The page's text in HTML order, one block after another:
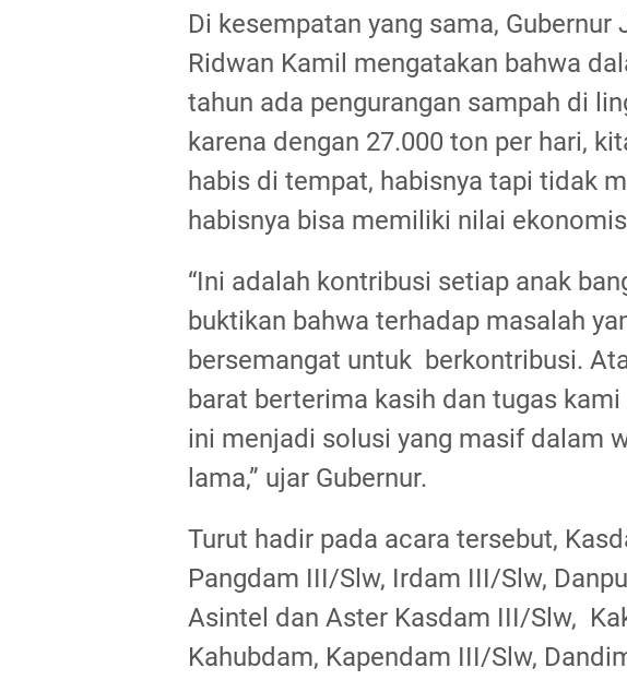
Di kesempatan yang sama,
Ridwan Kamil mengatakan bahwa
tahun ada pengurangan sampah di
karena dengan 27.000 ton per hari,
habis di tempat, habisnya tapi tidak
habisnya bisa memiliki nilai
“Ini adalah kontribusi setiap anak
buktikan bahwa terhadap masalah
bersemangat untuk berkontribusi.
barat berterima kasih dan tugas
ini menjadi solusi yang masif dalam
lama,” ujar Gubernur.
Turut hadir pada acara tersebut,
Pangdam III/Slw, Irdam III/Slw,
Asintel dan Aster Kasdam III/Slw,
Kahubdam, Kapendam III/Slw,